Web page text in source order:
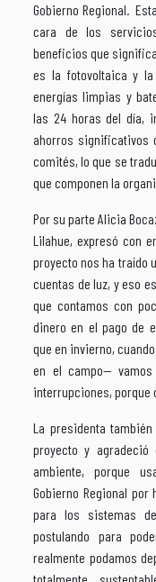
Gobierno Regional.
cara de los
beneficios que
es la fotovoltaica y la
energías limpias y
las 24 horas del día,
ahorros significativos
comités, lo que se
que componen la
Por su parte Alicia
Lilahue, expresó con
proyecto nos ha traído
cuentas de luz, y eso
que contamos con
dinero en el pago de
que en invierno,
en el campo—
interrupciones, porque
La presidenta
proyecto y agradeció
ambiente, porque
Gobierno Regional
para los sistemas
postulando para
realmente podamos